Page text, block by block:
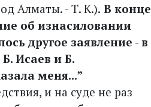
Алматы. - Т. К.). В конце
об изнасиловании
другое заявление - в
Исаев и Б.
меня...”
и на суде не раз